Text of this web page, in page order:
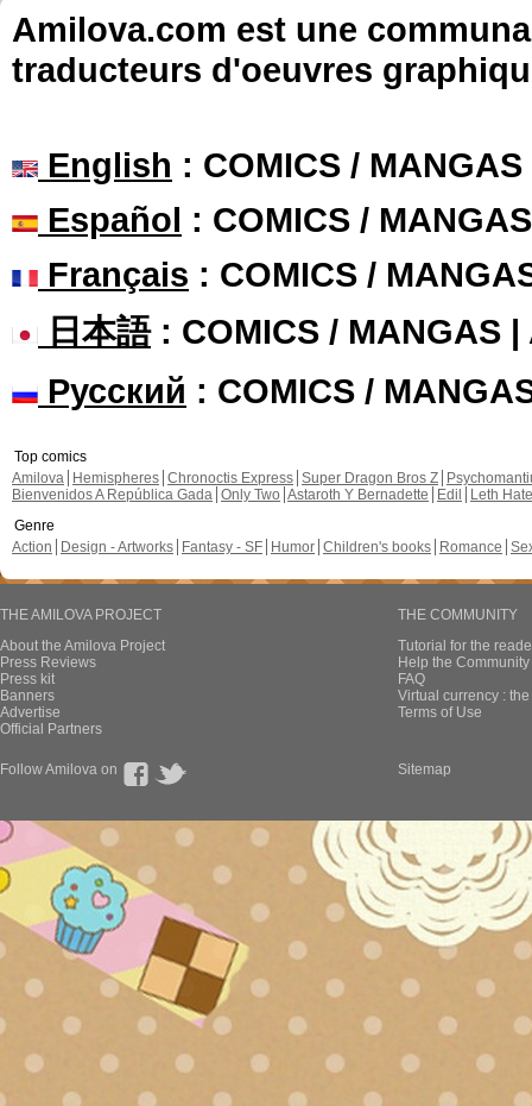
Amilova.com est une
traducteurs d'oeuvres
English : COMICS /
Español : COMICS /
Français : COMICS /
日本語: COMICS / MANGAS |
Русский : COMICS /
Top comics
Amilova
Hemispheres Chronoctis Express Super Dragon Bros Z
Bienvenidos A República Gada Only Two Astaroth Y Bernadette Edil
Leth Hate
Genre
Action
Design - Artworks Fantasy - SF Humor Children's books Romance
THE AMILOVA PROJECT
About the Amilova Project
Press Reviews
Press kit
Banners
Advertise
Official Partners
THE COMMUNITY
Tutorial for the
Help the
FAQ
Virtual currency :
Terms of Use
Follow Amilova on Sitemap